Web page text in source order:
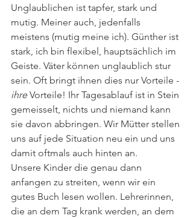
Unglaublichen ist tapfer, stark und
mutig. Meiner auch, jedenfalls
meistens (mutig meine ich). Günther ist
stark, ich bin flexibel, hauptsächlich im
Geiste. Väter können unglaublich stur
sein. Oft bringt ihnen dies nur Vorteile -
ihre Vorteile! Ihr Tagesablauf ist in Stein
gemeisselt, nichts und niemand kann
sie davon abbringen. Wir Mütter stellen
uns auf jede Situation neu ein und uns
damit oftmals auch hinten an.
Unsere Kinder die genau dann
anfangen zu streiten, wenn wir ein
gutes Buch lesen wollen. Lehrerinnen,
die an dem Tag krank werden, an dem